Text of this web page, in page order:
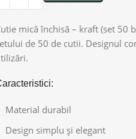
mică închisă – kraft (set 50
de 50 de cutii. Designul
Material durabil
Design simplu și elegant